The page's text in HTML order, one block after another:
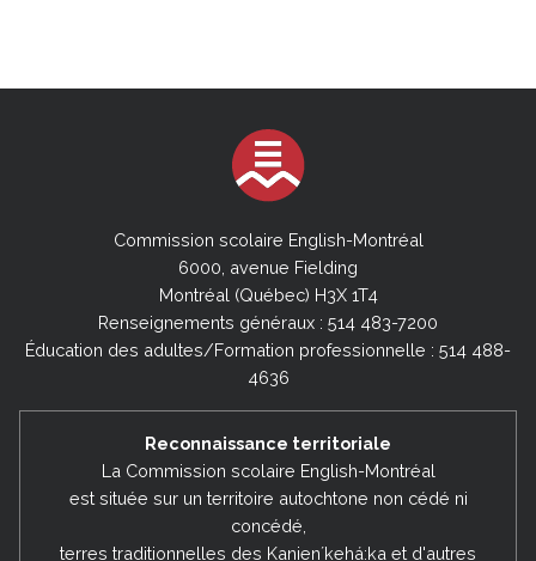
Commission scolaire English-Montréal
6000, avenue Fielding
Montréal (Québec) H3X 1T4
Renseignements généraux : 514 483-7200
Éducation des adultes/Formation professionnelle : 514 488-
4636
Reconnaissance territoriale
La Commission scolaire English-Montréal
est située sur un territoire autochtone non cédé ni
concédé,
terres traditionnelles des Kanienʼkehá:ka et d'autres